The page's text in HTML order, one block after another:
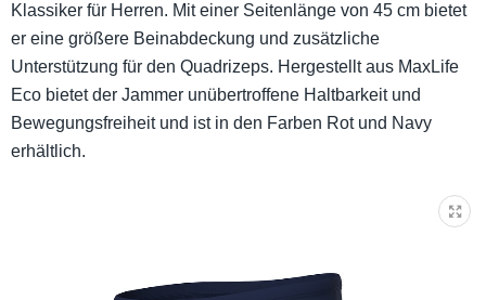
Klassiker für Herren. Mit einer Seitenlänge von 45 cm bietet
er eine größere Beinabdeckung und zusätzliche
Unterstützung für den Quadrizeps. Hergestellt aus MaxLife
Eco bietet der Jammer unübertroffene Haltbarkeit und
Bewegungsfreiheit und ist in den Farben Rot und Navy
erhältlich.